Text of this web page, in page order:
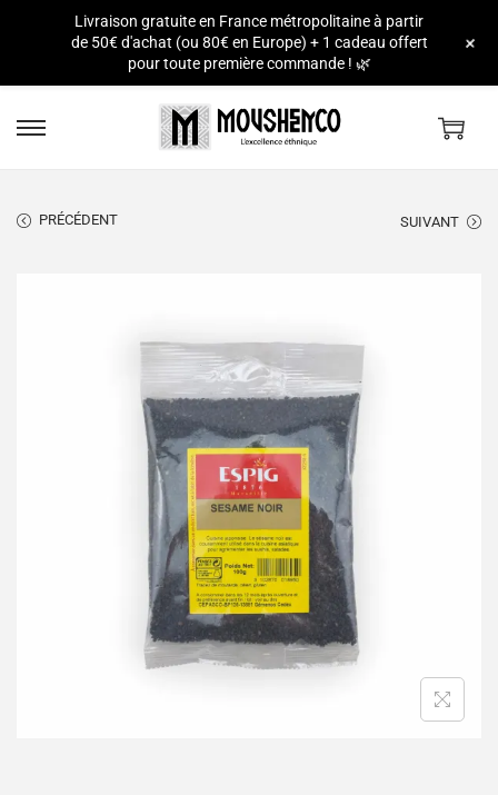
PRÉCÉDENT SUIVANT
Livraison gratuite en France métropolitaine à partir
de 50€ d'achat (ou 80€ en Europe) + 1 cadeau offert
pour toute première commande ! 🌿
+